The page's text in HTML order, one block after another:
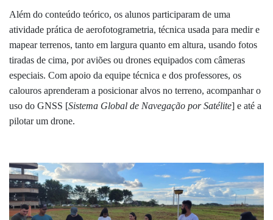
Além do conteúdo teórico, os alunos participaram de uma
atividade prática de aerofotogrametria, técnica usada para medir e
mapear terrenos, tanto em largura quanto em altura, usando fotos
tiradas de cima, por aviões ou drones equipados com câmeras
especiais. Com apoio da equipe técnica e dos professores, os
calouros aprenderam a posicionar alvos no terreno, acompanhar o
uso do GNSS [Sistema Global de Navegação por Satélite] e até a
pilotar um drone.